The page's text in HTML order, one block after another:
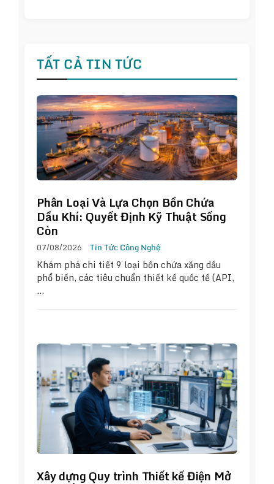
TẤT CẢ TIN TỨC
Phân Loại Và Lựa Chọn Bồn Chứa
Dầu Khí: Quyết Định Kỹ Thuật Sống
Còn
07/08/2026 Tin Tức Công Nghệ
Khám phá chi tiết 9 loại bồn chứa xăng dầu
phổ biến, các tiêu chuẩn thiết kế quốc tế (API,
…
Xây dựng Quy trình Thiết kế Điện Mở